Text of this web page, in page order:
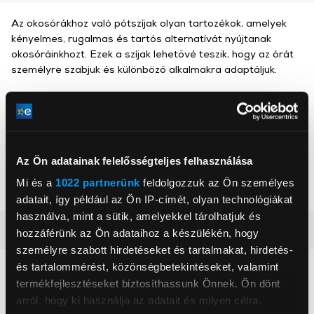
Az Ön adatainak felelősségteljes felhasználása
Mi és a 1022 partnerünk feldolgozzuk az Ön személyes
adatait, így például az Ön IP-címét, olyan technológiákat
használva, mint a sütik, amelyekkel tárolhatjuk és
hozzáférünk az Ön adataihoz a készülékén, hogy
személyre szabott hirdetéseket és tartalmakat, hirdetés-
és tartalommérést, közönségbetekintéseket, valamint
termékfejlesztéseket biztosíthassunk Önnek. Ön dönt
arról, hogy ki használja az adatait és milyen célra.
Szín Rózsaszín
Az okosórákhoz való pótszíjak olyan tartozékok, amelyek
kényelmes, rugalmas és tartós alternatívát nyújtanak
okosóráinkhozt. Ezek a szíjak lehetővé teszik, hogy az órát
személyre szabjuk és különböző alkalmakra adaptáljuk.
Részletes ismertető
Neked ajánljuk